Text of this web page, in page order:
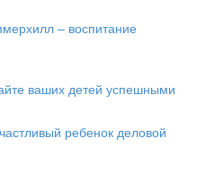
– воспитание
ваших детей успешными
ребенок деловой